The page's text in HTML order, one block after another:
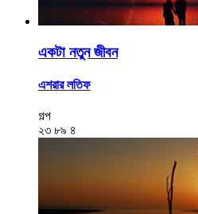
একটা নতুন জীবন
এশরার লতিফ
গল্প
২৩ ৮৯ ৪